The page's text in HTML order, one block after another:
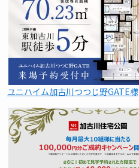
ユニハイム加古川つつじ野GATE様